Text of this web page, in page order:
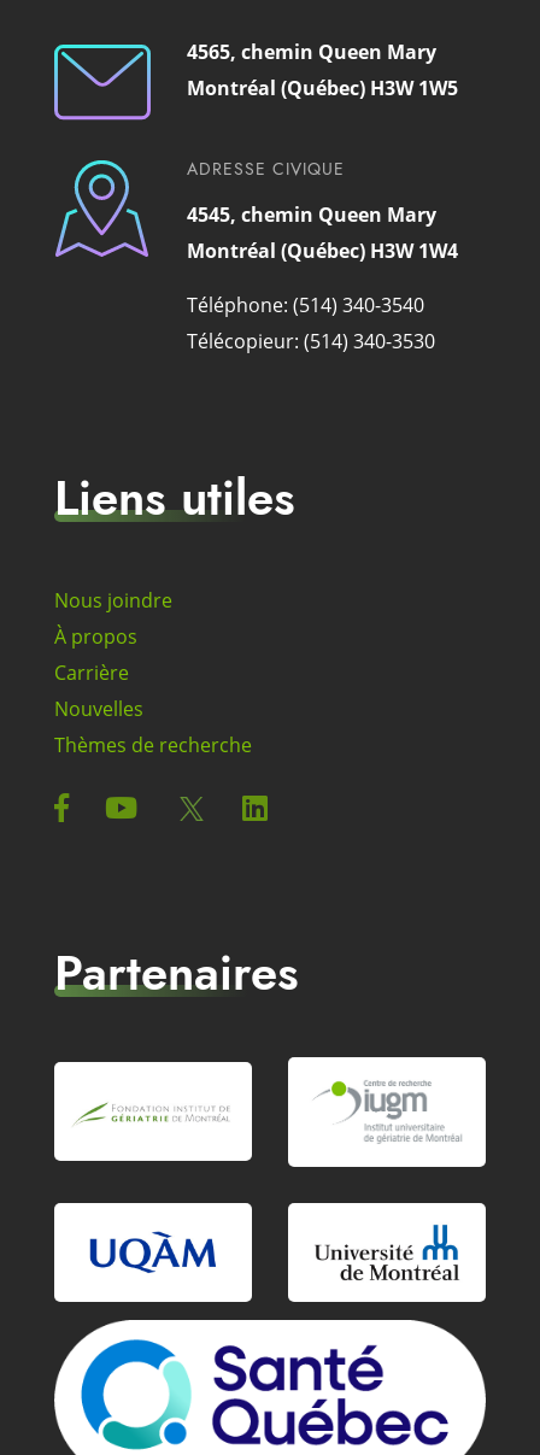
4565, chemin Queen Mary
Montréal (Québec) H3W 1W5
ADRESSE CIVIQUE
4545, chemin Queen Mary
Montréal (Québec) H3W 1W4
Téléphone: (514) 340-3540
Télécopieur: (514) 340-3530
Liens utiles
Nous joindre
À propos
Carrière
Nouvelles
Thèmes de recherche
Partenaires